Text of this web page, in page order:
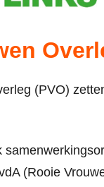
(PVO)
(Rooie